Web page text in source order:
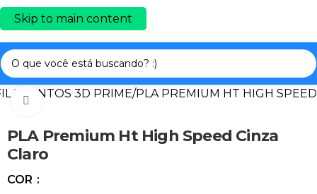
Skip to main content
3D PRIME/PLA PREMIUM HT HIGH SPEED
Clique para ampliar
PLA Premium Ht High Speed Cinza
Claro
COR